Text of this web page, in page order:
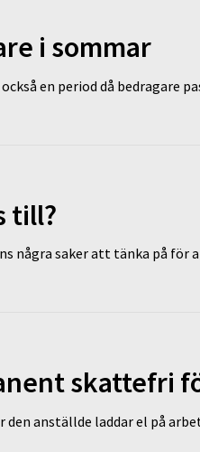
i sommar
en period då bedragare
till?
några saker att tänka på för
skattefri
anställde laddar el på